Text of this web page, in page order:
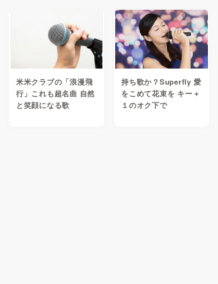
米米クラブの「浪漫飛
行」これも超名曲 自然
と笑顔になる歌
持ち歌か？Superfly 愛
をこめて花束を キー＋
１のオク下で